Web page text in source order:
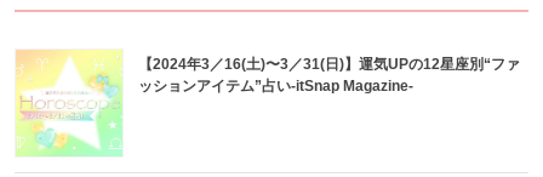
【2024年3／16(土)〜3／31(日)】運気UPの12星座別“ファ
ッションアイテム”占い-itSnap Magazine-